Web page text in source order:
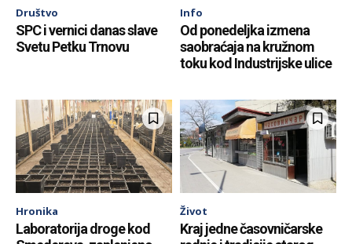
Društvo
SPC i vernici danas slave
Svetu Petku Trnovu
Info
Od ponedeljka izmena
saobraćaja na kružnom
toku kod Industrijske ulice
Hronika
Laboratorija droge kod
Život
Kraj jedne časovničarske